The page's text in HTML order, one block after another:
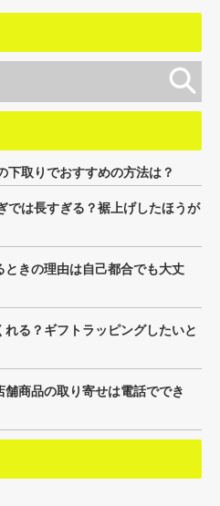
下取りでおすすめの方法は？
では長すぎる？裾上げしたほうが
きの理由は自己都合でも大丈
る？ギフトラッピングしたいと
商品の取り寄せは電話ででき